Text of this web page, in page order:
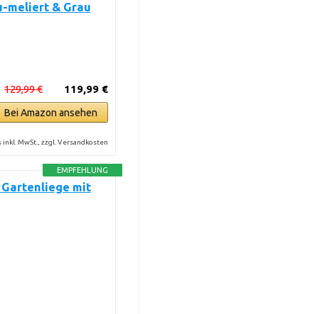
meliert & Grau
119,99 €
129,99 €
Bei Amazon ansehen
inkl. MwSt., zzgl. Versandkosten
EMPFEHLUNG
Gartenliege mit